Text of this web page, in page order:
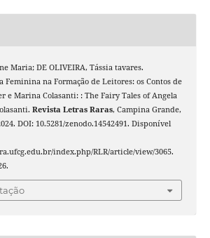
Maria; DE OLIVEIRA, Tássia tavares.
na Formação de Leitores: os Contos de
e Marina Colasanti: : The Fairy Tales of Angela
Revista Letras Raras, Campina Grande,
DOI: 10.5281/zenodo.14542491. Disponível
index.php/RLR/article/view/3065.